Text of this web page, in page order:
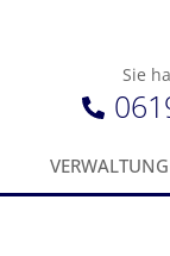
Sie
VERWALTUNG